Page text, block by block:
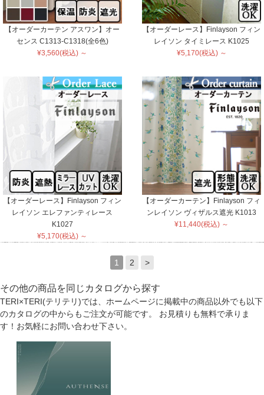
【オーダーカーテン アスワン】オー
センス C1313-C1318(全6色)
¥3,560(税込) ～
【オーダーレース】Finlayson フィン
レイソン タイミレース K1025
¥5,170(税込) ～
【オーダーレース】Finlayson フィン
レイソン エレファンティレース
K1027
¥5,170(税込) ～
【オーダーカーテン】Finlayson フィ
ンレイソン ヴィザルス遮光 K1013
¥11,440(税込) ～
1 2 >
その他の商品を同じカタログから探す
TERI×TERI(テリテリ)では、ホームページに掲載中の商品以外でも以下
のカタログの中からもご注文が可能です。 お見積りも無料で承りま
す！お気軽にお問い合わせ下さい。